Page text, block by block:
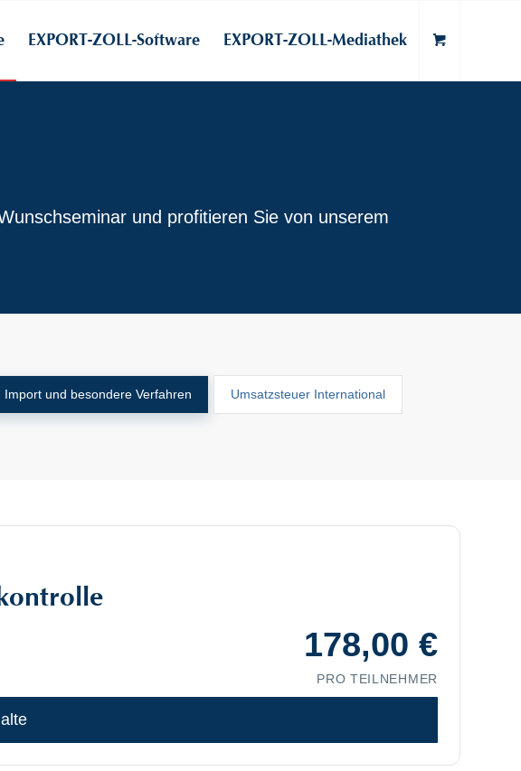
EXPORT-ZOLL-Software EXPORT-ZOLL-Mediathek
und profitieren Sie von unserem
Import und besondere Verfahren Umsatzsteuer International
178,00 €
PRO TEILNEHMER